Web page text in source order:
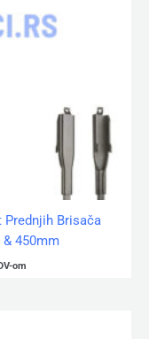
Brisača
450mm
om